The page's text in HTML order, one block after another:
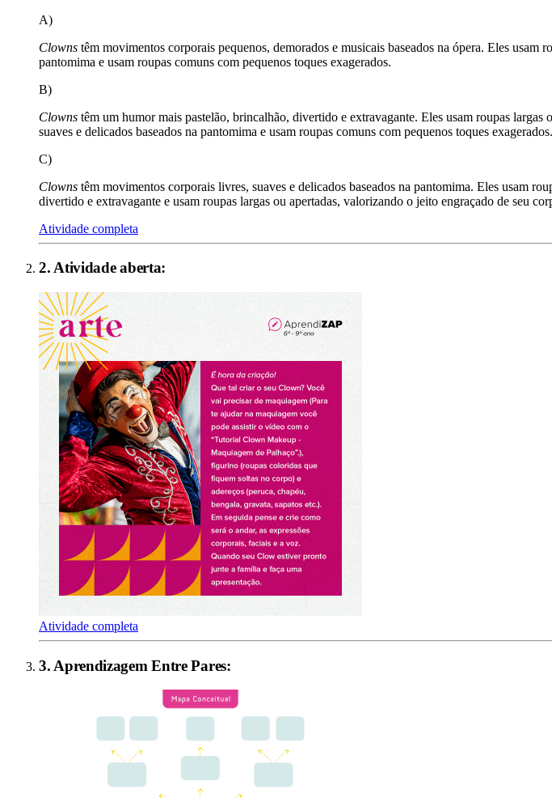
A)
Clowns têm movimentos corporais pequenos, demorados e musicais baseados na ópera. Eles
pantomima e usam roupas comuns com pequenos toques exagerados.
B)
Clowns têm um humor mais pastelão, brincalhão, divertido e extravagante. Eles usam roupas
suaves e delicados baseados na pantomima e usam roupas comuns com pequenos toques exagerados.
C)
Clowns têm movimentos corporais livres, suaves e delicados baseados na pantomima. Eles usam
divertido e extravagante e usam roupas largas ou apertadas, valorizando o jeito engraçado de seu
Atividade completa
2. Atividade aberta:
Atividade completa
3. Aprendizagem Entre Pares: